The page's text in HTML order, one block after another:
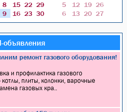
8 15 22 29
9 16 23 30
5
12 19 26
6
13 20 27
объявления
ремонт газового оборудования!
и профилактика газового
котлы, плиты, колонки, варочные
газовых кра..